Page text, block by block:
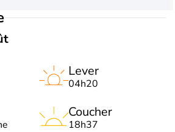
Lever
04h20
Coucher
18h37